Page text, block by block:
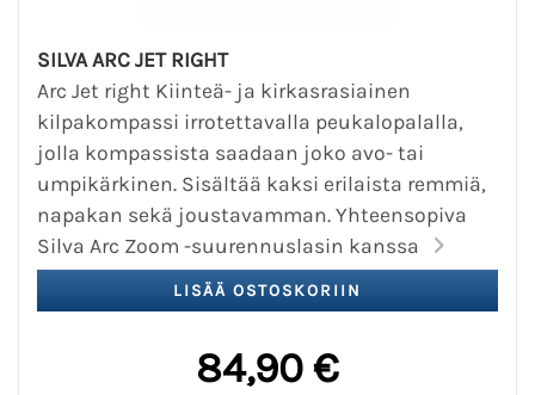
SILVA ARC JET RIGHT
Arc Jet right Kiinteä- ja kirkasrasiainen
kilpakompassi irrotettavalla peukalopalalla,
jolla kompassista saadaan joko avo- tai
umpikärkinen. Sisältää kaksi erilaista remmiä,
napakan sekä joustavamman. Yhteensopiva
Silva Arc Zoom -suurennuslasin kanssa
84,90 €